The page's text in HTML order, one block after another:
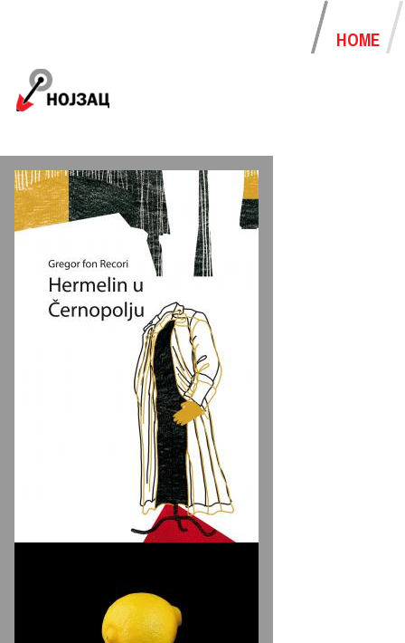
HOME